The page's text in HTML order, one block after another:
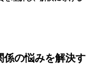
係の悩みを解決す